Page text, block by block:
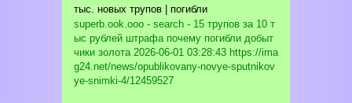
тыс. новых трупов | погибли
superb.ook.ooo - search - 15 трупов за 10 т
ыс рублей штрафа почему погибли добыт
чики золота2026-06-01 03:28:43 https://ima
g24.net/news/opublikovany-novye-sputnikov
ye-snimki-4/12459527